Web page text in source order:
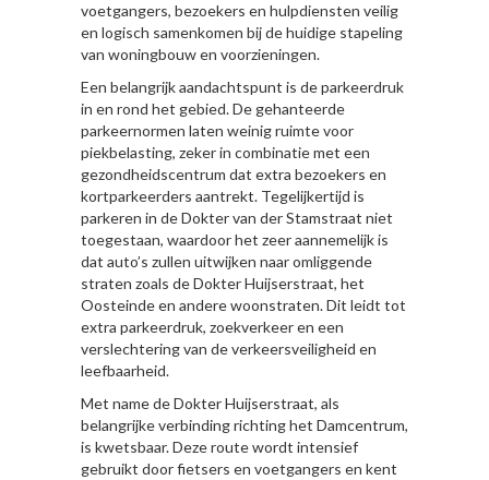
voetgangers, bezoekers en hulpdiensten veilig
en logisch samenkomen bij de huidige stapeling
van woningbouw en voorzieningen.
Een belangrijk aandachtspunt is de parkeerdruk
in en rond het gebied. De gehanteerde
parkeernormen laten weinig ruimte voor
piekbelasting, zeker in combinatie met een
gezondheidscentrum dat extra bezoekers en
kortparkeerders aantrekt. Tegelijkertijd is
parkeren in de Dokter van der Stamstraat niet
toegestaan, waardoor het zeer aannemelijk is
dat auto’s zullen uitwijken naar omliggende
straten zoals de Dokter Huijserstraat, het
Oosteinde en andere woonstraten. Dit leidt tot
extra parkeerdruk, zoekverkeer en een
verslechtering van de verkeersveiligheid en
leefbaarheid.
Met name de Dokter Huijserstraat, als
belangrijke verbinding richting het Damcentrum,
is kwetsbaar. Deze route wordt intensief
gebruikt door fietsers en voetgangers en kent